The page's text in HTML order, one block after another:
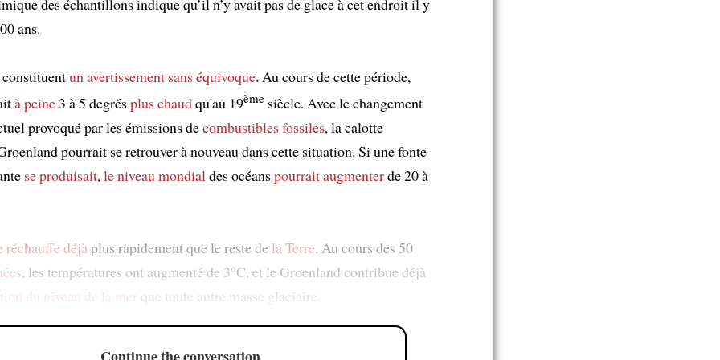
des échantillons indique qu’il n’y avait pas de glace à cet endroit il y
ans.
un avertissement sans équivoque. Au cours de cette période,
à peine 3 à 5 degrésplus chaudqu'au 19ème siècle. Avec le changement
provoqué par les émissions decombustibles fossiles, la calotte
pourrait se retrouver à nouveau dans cette situation. Si une fonte
se produisait,le niveau mondialdes océanspourrait augmenterde 20 à
réchauffe déjàplus rapidement que le reste de la Terre. Au cours des 50
, les températures ont augmenté de 3°C, et le Groenland contribue déjà
du niveau de la mer que toute autre masse glaciaire.